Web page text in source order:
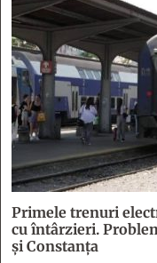
Primele trenuri
cu întârzieri.
și Constanța